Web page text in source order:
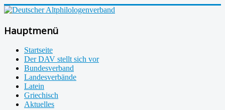
Hauptmenü
Startseite
Der DAV stellt sich vor
Bundesverband
Landesverbände
Latein
Griechisch
Aktuelles